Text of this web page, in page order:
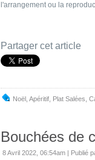
l'arrangement ou la
Partager cet article
Noël Apéritif Plat Salées
Bouchées de
8 Avril 2022, 06:54am | Publié